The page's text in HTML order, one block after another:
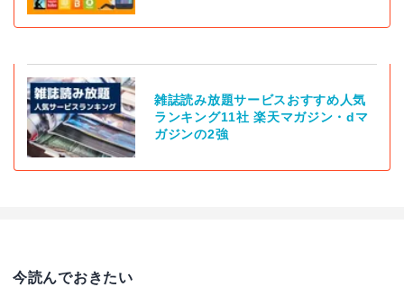
雑誌読み放題サービスおすすめ人気
ランキング11社 楽天マガジン・dマ
ガジンの2強
今読んでおきたい